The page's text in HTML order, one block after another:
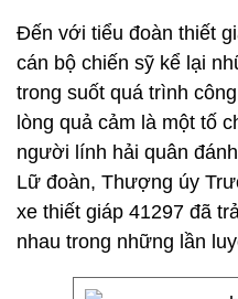
Đến với tiểu đoàn thiết
cán bộ chiến sỹ kể lại
trong suốt quá trình
lòng quả cảm là một tố
người lính hải quân
Lữ đoàn, Thượng úy
xe thiết giáp 41297 đã
nhau trong những lần